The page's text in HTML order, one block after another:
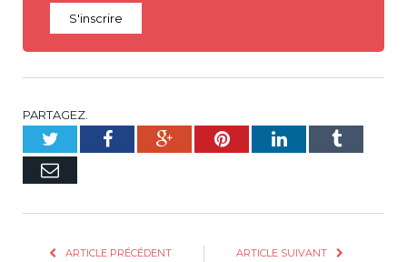
S'inscrire
PARTAGEZ.
TwitterFacebookGoogle+PinterestLinkedInTumblr
E-
ARTICLE PRÉCÉDENT ARTICLE SUIVANT